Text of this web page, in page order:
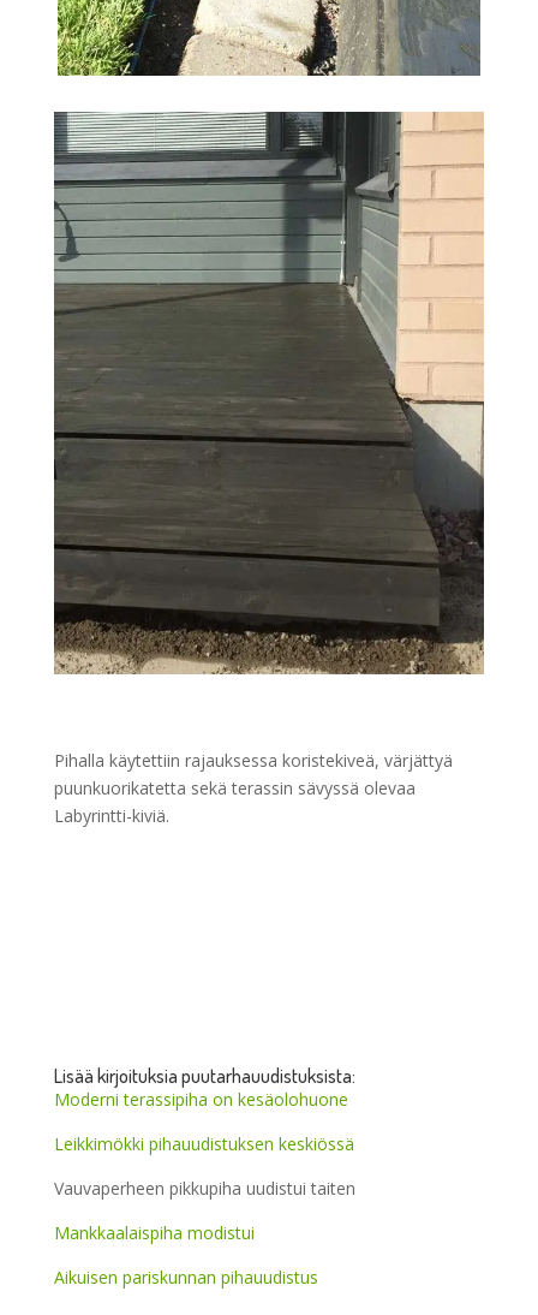
Pihalla käytettiin rajauksessa koristekiveä, värjättyä
puunkuorikatetta sekä terassin sävyssä olevaa
Labyrintti-kiviä.
Lisää kirjoituksia puutarhauudistuksista:
Moderni terassipiha on kesäolohuone
Leikkimökki pihauudistuksen keskiössä
Vauvaperheen pikkupiha uudistui taiten
Mankkaalaispiha modistui
Aikuisen pariskunnan pihauudistus